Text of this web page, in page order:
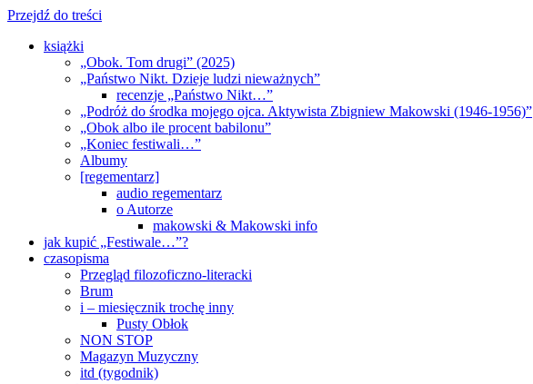
Przejdź do treści
książki
„Obok. Tom drugi” (2025)
„Państwo Nikt. Dzieje ludzi nieważnych”
recenzje „Państwo Nikt…”
„Podróż do środka mojego ojca. Aktywista Zbigniew Makowski (1946-1956)”
„Obok albo ile procent babilonu”
„Koniec festiwali…”
Albumy
[regementarz]
audio regementarz
o Autorze
makowski & Makowski info
jak kupić „Festiwale…”?
czasopisma
Przegląd filozoficzno-literacki
Brum
i – miesięcznik trochę inny
Pusty Obłok
NON STOP
Magazyn Muzyczny
itd (tygodnik)